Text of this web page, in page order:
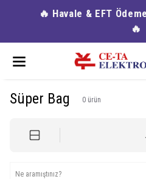
🔥 Havale & EFT
🔥
Süper Bag 0 ürün